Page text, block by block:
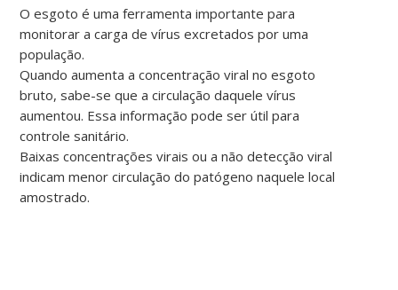
O esgoto é uma ferramenta importante para
monitorar a carga de vírus excretados por uma
população.
Quando aumenta a concentração viral no esgoto
bruto, sabe-se que a circulação daquele vírus
aumentou. Essa informação pode ser útil para
controle sanitário.
Baixas concentrações virais ou a não detecção viral
indicam menor circulação do patógeno naquele local
amostrado.